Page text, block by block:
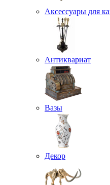
Аксессуары для
Антиквариат
Вазы
Декор